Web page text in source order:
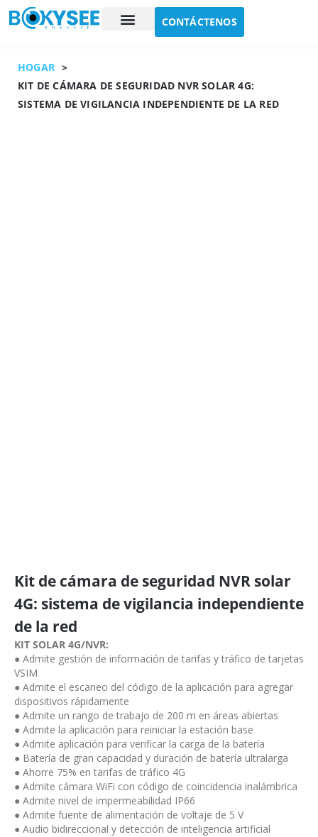
CONTÁCTENOS
HOGAR >
KIT DE CÁMARA DE SEGURIDAD NVR SOLAR 4G:
SISTEMA DE VIGILANCIA INDEPENDIENTE DE LA RED
Kit de cámara de seguridad NVR solar
4G: sistema de vigilancia independiente
de la red
KIT SOLAR 4G/NVR:
● Admite gestión de información de tarifas y tráfico de tarjetas
VSIM
● Admite el escaneo del código de la aplicación para agregar
dispositivos rápidamente
● Admite un rango de trabajo de 200 m en áreas abiertas
● Admite la aplicación para reiniciar la estación base
● Admite aplicación para verificar la carga de la batería
● Batería de gran capacidad y duración de batería ultralarga
● Ahorre 75% en tarifas de tráfico 4G
● Admite cámara WiFi con código de coincidencia inalámbrica
● Admite nivel de impermeabilidad IP66
● Admite fuente de alimentación de voltaje de 5 V
● Audio bidireccional y detección de inteligencia artificial